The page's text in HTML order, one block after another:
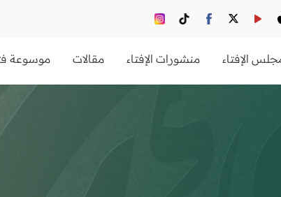
الإفتاء منشورات الإفتاء مقالات موسوعة